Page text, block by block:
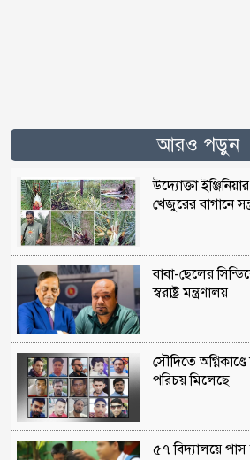
আরও পড়ুন
উদ্যোক্তা
খেজুরের বাগানে
বাবা-ছেলের
স্বরাষ্ট্র মন্ত্রণালয়
সৌদিতে
পরিচয় মিলেছে
৫৭ বিদ্যালয়ে